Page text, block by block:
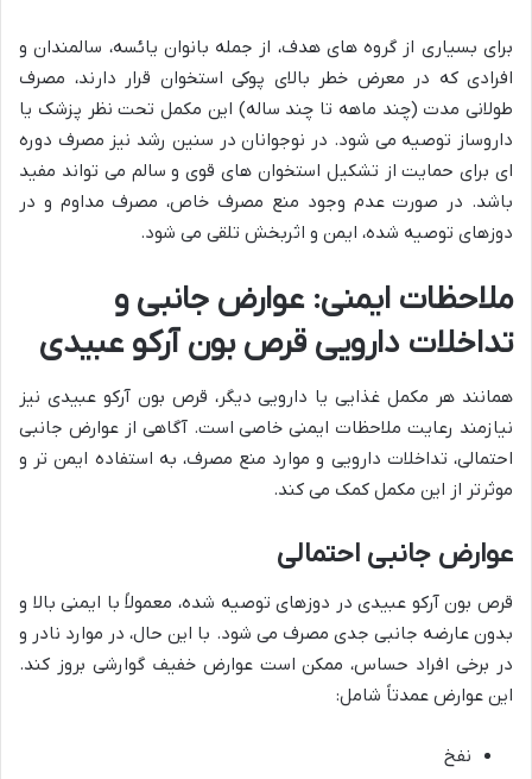
برای بسیاری از گروه های هدف، از جمله بانوان یائسه، سالمندان و
افرادی که در معرض خطر بالای پوکی استخوان قرار دارند، مصرف
طولانی مدت (چند ماهه تا چند ساله) این مکمل تحت نظر پزشک یا
داروساز توصیه می شود. در نوجوانان در سنین رشد نیز مصرف دوره
ای برای حمایت از تشکیل استخوان های قوی و سالم می تواند مفید
باشد. در صورت عدم وجود منع مصرف خاص، مصرف مداوم و در
دوزهای توصیه شده، ایمن و اثربخش تلقی می شود.
ملاحظات ایمنی: عوارض جانبی و
تداخلات دارویی قرص بون آرکو عبیدی
همانند هر مکمل غذایی یا دارویی دیگر، قرص بون آرکو عبیدی نیز
نیازمند رعایت ملاحظات ایمنی خاصی است. آگاهی از عوارض جانبی
احتمالی، تداخلات دارویی و موارد منع مصرف، به استفاده ایمن تر و
موثرتر از این مکمل کمک می کند.
عوارض جانبی احتمالی
قرص بون آرکو عبیدی در دوزهای توصیه شده، معمولاً با ایمنی بالا و
بدون عارضه جانبی جدی مصرف می شود. با این حال، در موارد نادر و
در برخی افراد حساس، ممکن است عوارض خفیف گوارشی بروز کند.
این عوارض عمدتاً شامل:
نفخ